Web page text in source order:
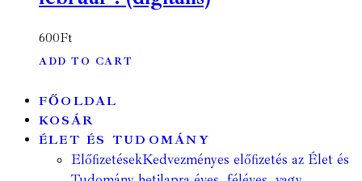
600Ft
ADD TO CART
FŐOLDAL
KOSÁR
ÉLET ÉS TUDOMÁNY
ElőfizetésekKedvezményes előfizetés az Élet és